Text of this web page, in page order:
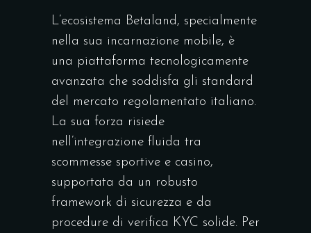
L’ecosistema Betaland, specialmente
nella sua incarnazione mobile, è
una piattaforma tecnologicamente
avanzata che soddisfa gli standard
del mercato regolamentato italiano.
La sua forza risiede
nell’integrazione fluida tra
scommesse sportive e casino,
supportata da un robusto
framework di sicurezza e da
procedure di verifica KYC solide. Per